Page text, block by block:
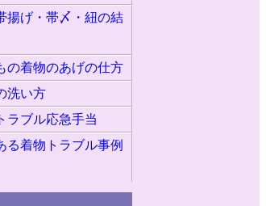
揚げ・帯〆・紐の結
の着物のあげの仕方
洗い方
ラブル応急手当
る着物トラブル事例